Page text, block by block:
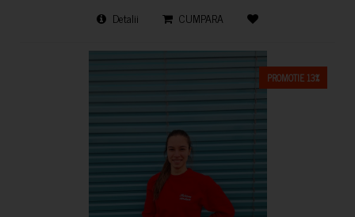
Detalii CUMPARA
PROMOTIE 13%